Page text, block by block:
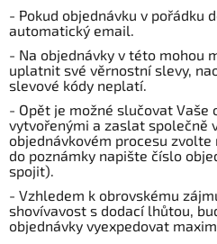
- Pokud objednávku v pořádku
automatický email.
- Na objednávky v této mohou
uplatnit své věrnostní slevy,
slevové kódy neplatí.
- Opět je možné slučovat Vaše
vytvořenými a zaslat společně
objednávkovém procesu
do poznámky napište číslo
spojit).
- Vzhledem k obrovskému
shovívavost s dodací lhůtou,
objednávky vyexpedovat